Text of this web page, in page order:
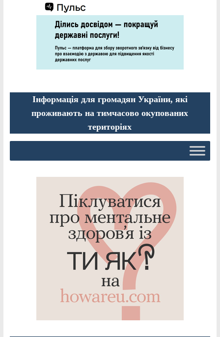
Інформація для громадян України, які
проживають на тимчасово окупованих
територіях